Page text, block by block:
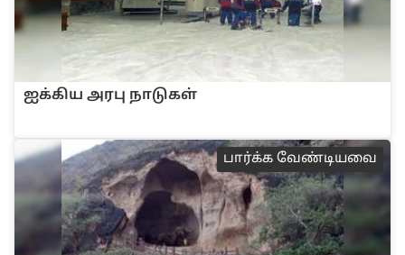
ஐ‌‌க்‌கிய அரபு நாடுக‌ள்
பா‌ர்‌க்க வே‌ண்டியவை